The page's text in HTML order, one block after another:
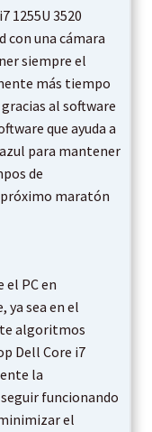
1255U 3520
con una cámara
siempre el
más tiempo
al software
que ayuda a
para mantener
de
maratón
PC en
sea en el
algoritmos
Dell Core i7
la
funcionando
el